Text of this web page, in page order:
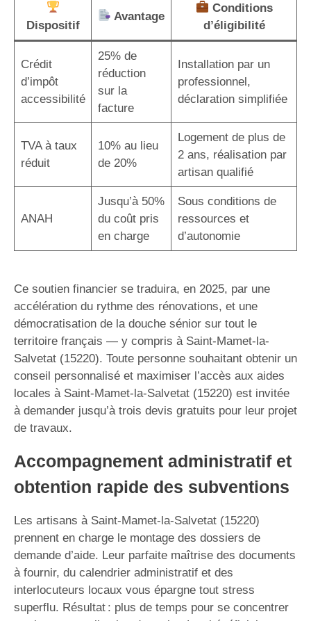
Dispositif
Avantage
Conditions
d’éligibilité
Crédit
d’impôt
accessibilité
25% de
réduction
sur la
facture
Installation par un
professionnel,
déclaration simplifiée
TVA à taux
réduit
10% au lieu
de 20%
Logement de plus de
2 ans, réalisation par
artisan qualifié
ANAH
Jusqu’à 50%
du coût pris
en charge
Sous conditions de
ressources et
d’autonomie
Ce soutien financier se traduira, en 2025, par une
accélération du rythme des rénovations, et une
démocratisation de la douche sénior sur tout le
territoire français — y compris à Saint-Mamet-la-
Salvetat (15220). Toute personne souhaitant obtenir un
conseil personnalisé et maximiser l’accès aux aides
locales à Saint-Mamet-la-Salvetat (15220) est invitée
à demander jusqu’à trois devis gratuits pour leur projet
de travaux.
Accompagnement administratif et
obtention rapide des subventions
Les artisans à Saint-Mamet-la-Salvetat (15220)
prennent en charge le montage des dossiers de
demande d’aide. Leur parfaite maîtrise des documents
à fournir, du calendrier administratif et des
interlocuteurs locaux vous épargne tout stress
superflu. Résultat : plus de temps pour se concentrer